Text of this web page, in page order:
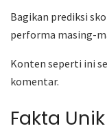
Bagikan prediksi
performa masing-
Konten seperti ini
komentar.
Fakta